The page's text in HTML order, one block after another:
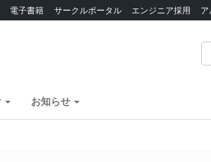
電子書籍 サークルポータル エンジニア採用
お知らせ